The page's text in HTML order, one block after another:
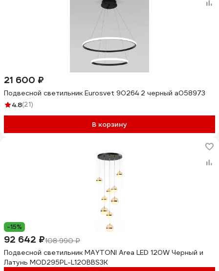
21 600 ₽
Подвесной светильник Eurosvet 90264 2 черный a058973
4.8(21)
В корзину
-15%
92 642 ₽108 990 ₽
Подвесной светильник MAYTONI Area LED 120W Черный и
Латунь MOD295PL-L120BBS3K